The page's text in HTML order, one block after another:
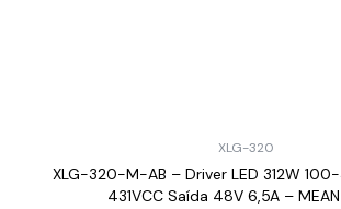
XLG-320
XLG-320-M-AB – Driver LED 312W
431VCC Saída 48V 6,5A –